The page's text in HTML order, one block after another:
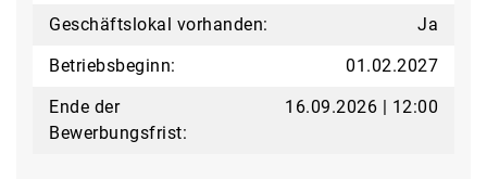
Geschäftslokal vorhanden:
Ja
Betriebsbeginn:
01.02.2027
Ende der
Bewerbungsfrist:
16.09.2026 | 12:00